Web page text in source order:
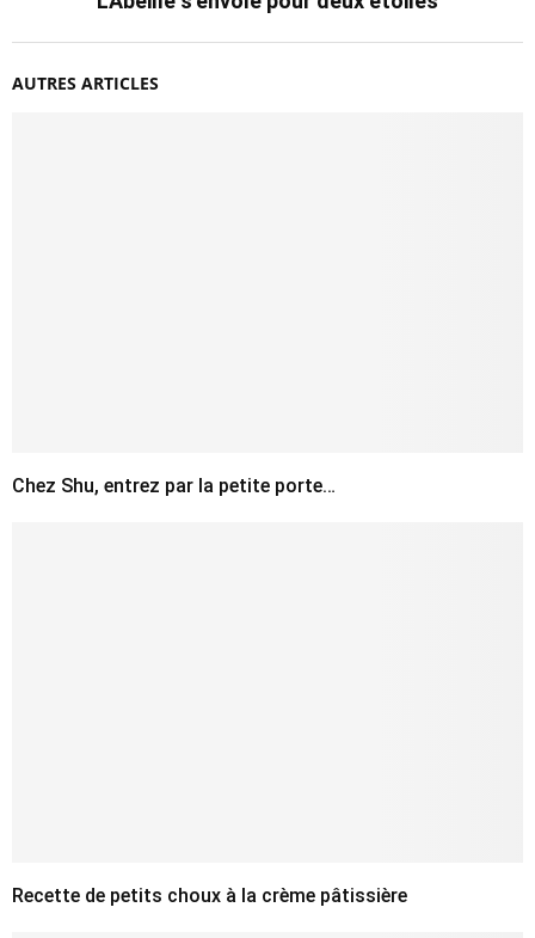
AUTRES ARTICLES
Chez Shu, entrez par la petite porte…
Recette de petits choux à la crème pâtissière